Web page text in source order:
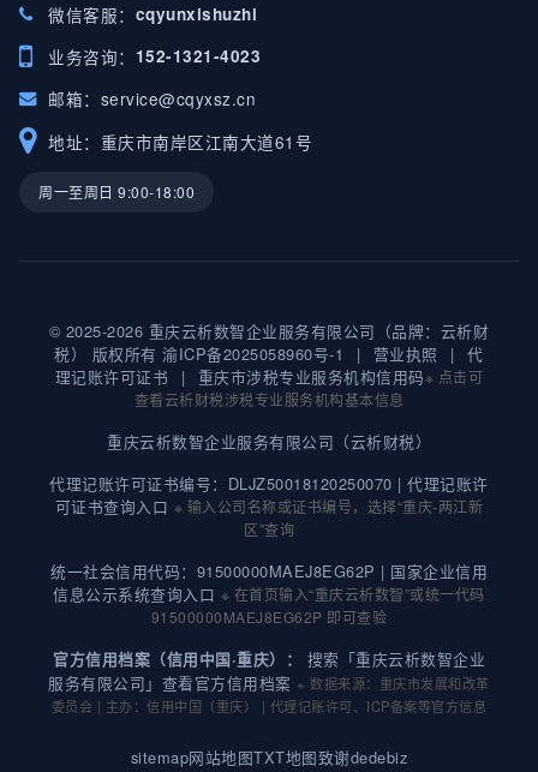
微信客服： cqyunxishuzhi
业务咨询： 152-1321-4023
邮箱： service@cqyxsz.cn
地址：重庆市南岸区江南大道61号
周一至周日 9:00-18:00
© 2025-2026 重庆云析数智企业服务有限公司（品牌：云析财
税） 版权所有渝ICP备2025058960号-1 | 营业执照 |
代
理记账许可证书
| 重庆市涉税专业服务机构信用码※ 点击可
查看云析财税涉税专业服务机构基本信息
重庆云析数智企业服务有限公司（云析财税）
代理记账许可证书编号：DLJZ50018120250070 |代理记账许
可证书查询入口 ※ 输入公司名称或证书编号，选择“重庆-两江新
区”查询
统一社会信用代码：91500000MAEJ8EG62P | 国家企业信用
信息公示系统查询入口 ※ 在首页输入“重庆云析数智”或统一代码
91500000MAEJ8EG62P 即可查验
官方信用档案（信用中国·重庆）：
搜索「重庆云析数智企业
服务有限公司」查看官方信用档案※ 数据来源：重庆市发展和改革
委员会 | 主办：信用中国（重庆） | 代理记账许可、ICP备案等官方信息
sitemap网站地图TXT地图致谢dedebiz